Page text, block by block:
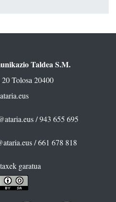
Taldea S.M.
20 Tolosa 20400
/ 943 655 695
/ 661 678 818
garatua